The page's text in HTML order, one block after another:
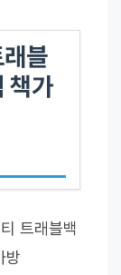
블
책가
트래블백
방